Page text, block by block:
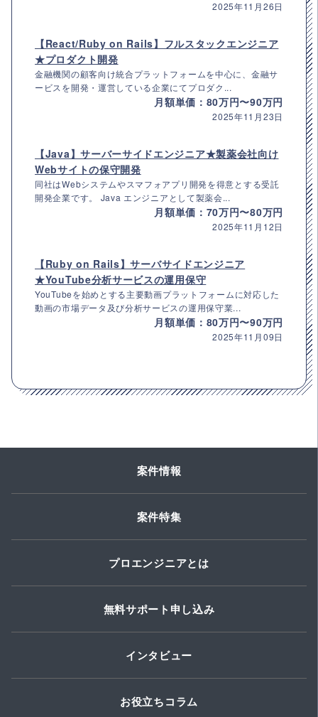
2025年11月26日
【React/Ruby on Rails】フルスタックエンジニア
★プロダクト開発
金融機関の顧客向け統合プラットフォームを中心に、金融サ
ービスを開発・運営している企業にてプロダク...
月額単価：80万円〜90万円
2025年11月23日
【Java】サーバーサイドエンジニア★製薬会社向け
Webサイトの保守開発
同社はWebシステムやスマフォアプリ開発を得意とする受託
開発企業です。 Java エンジニアとして製薬会...
月額単価：70万円〜80万円
2025年11月12日
【Ruby on Rails】サーバサイドエンジニア
★YouTube分析サービスの運用保守
YouTubeを始めとする主要動画プラットフォームに対応した
動画の市場データ及び分析サービスの運用保守業...
月額単価：80万円〜90万円
2025年11月09日
案件情報
案件特集
プロエンジニアとは
無料サポート申し込み
インタビュー
お役立ちコラム